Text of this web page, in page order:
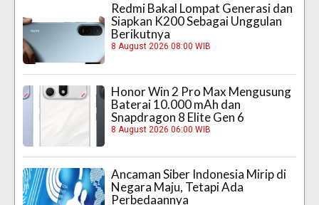
Redmi Bakal Lompat Generasi dan
Siapkan K200 Sebagai Unggulan
Berikutnya
8 August 2026 08:00 WIB
Honor Win 2 Pro Max Mengusung
Baterai 10.000 mAh dan
Snapdragon 8 Elite Gen 6
8 August 2026 06:00 WIB
Ancaman Siber Indonesia Mirip di
Negara Maju, Tetapi Ada
Perbedaannya